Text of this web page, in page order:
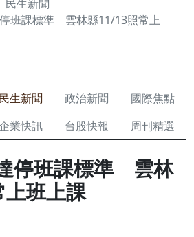
民生新聞
班課標準 雲林縣11/13照常上
民生新聞 政治新聞
國際焦點
業快訊
台股快報 周刊精選
停班課標準 雲林
班上課